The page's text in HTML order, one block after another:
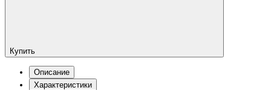
Купить
Описание
Характеристики